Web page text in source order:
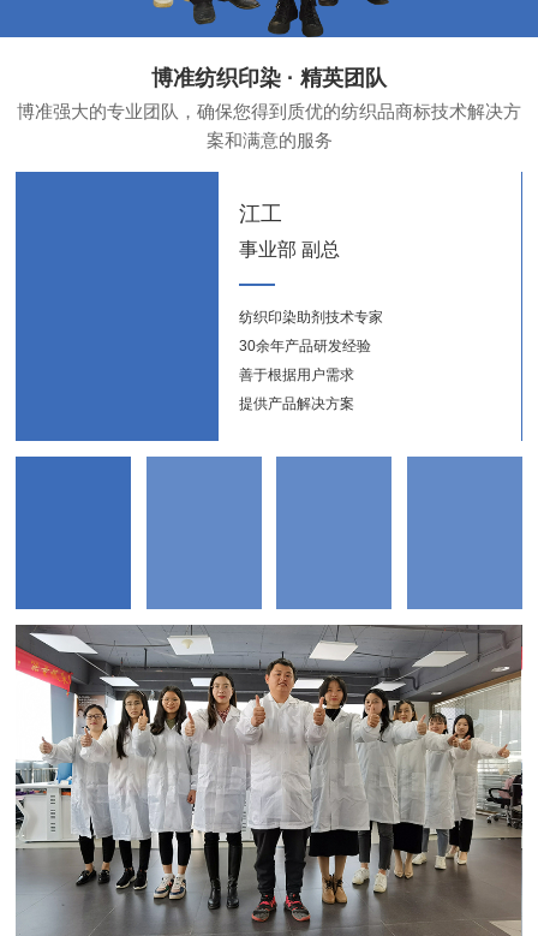
博准纺织印染 · 精英团队
博准强大的专业团队，确保您得到质优的纺织品商标技术解决方
案和满意的服务
江工
事业部 副总
纺织印染助剂技术专家
30余年产品研发经验
善于根据用户需求
提供产品解决方案